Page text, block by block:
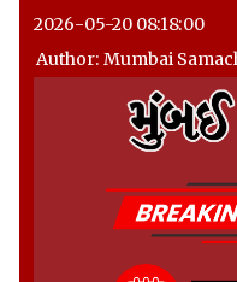
2026-05-20 08:18:00
Author: Mumbai